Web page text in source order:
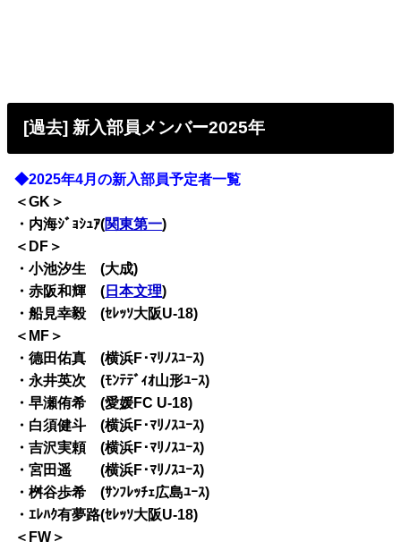
[過去] 新入部員メンバー2025年
◆2025年4月の新入部員予定者一覧
＜GK＞
・内海ｼﾞｮｼｭｱ(関東第一)
＜DF＞
・小池汐生 (大成)
・赤阪和輝 ( 日本文理)
・船見幸毅 (ｾﾚｯｿ大阪U-18)
＜MF＞
・德田佑真 (横浜F･ﾏﾘﾉｽﾕｰｽ)
・永井英次 (ﾓﾝﾃﾃﾞｨｵ山形ﾕｰｽ)
・早瀬侑希 (愛媛FC U-18)
・白須健斗 (横浜F･ﾏﾘﾉｽﾕｰｽ)
・吉沢実頼 (横浜F･ﾏﾘﾉｽﾕｰｽ)
・宮田遥 (横浜F･ﾏﾘﾉｽﾕｰｽ)
・桝谷歩希 (ｻﾝﾌﾚｯﾁｪ広島ﾕｰｽ)
・ｴﾚﾊｸ有夢路(ｾﾚｯｿ大阪U-18)
＜FW＞